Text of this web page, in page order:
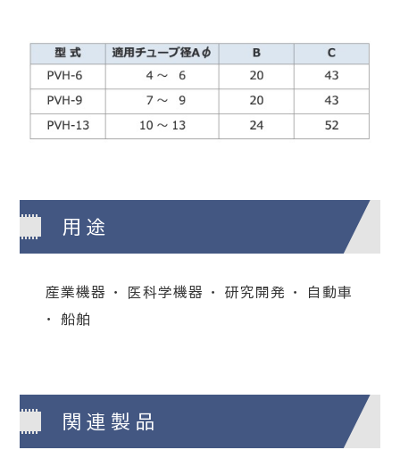
用途
産業機器 ・ 医科学機器 ・ 研究開発 ・ 自動車
・ 船舶
関連製品